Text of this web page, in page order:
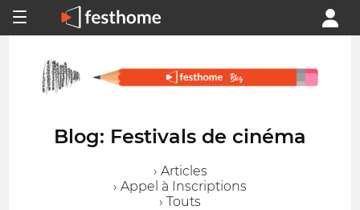
Blog: Festivals de cinéma
› Articles
› Appel à Inscriptions
› Touts